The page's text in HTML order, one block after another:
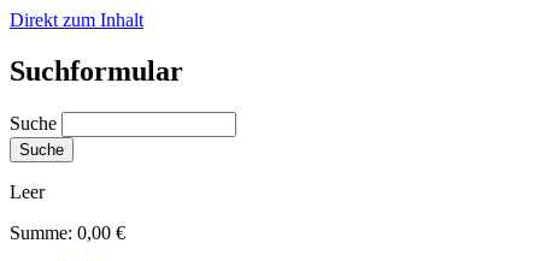
Direkt zum Inhalt
Suchformular
Suche
Leer
Summe: 0,00 €